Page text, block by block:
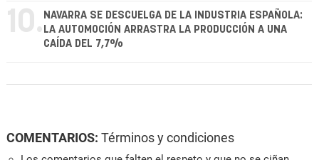
10. NAVARRA SE DESCUELGA DE LA INDUSTRIA ESPAÑOLA:
LA AUTOMOCIÓN ARRASTRA LA PRODUCCIÓN A UNA
CAÍDA DEL 7,7%
COMENTARIOS: Términos y condiciones